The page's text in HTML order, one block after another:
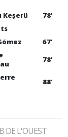
Keșerü
78'
67'
78'
88'
DE L'OUEST